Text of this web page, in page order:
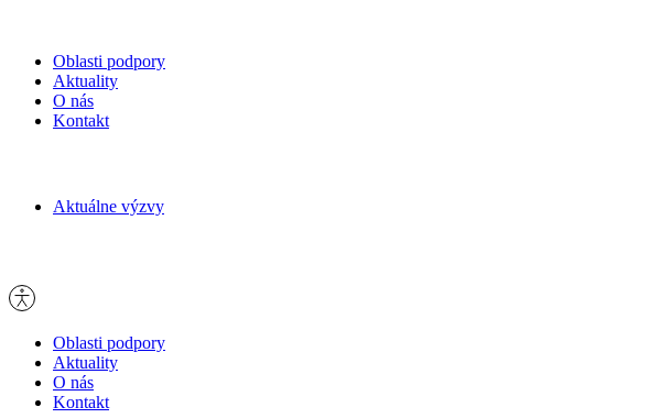
Oblasti podpory
Aktuality
O nás
Kontakt
Aktuálne výzvy
Oblasti podpory
Aktuality
O nás
Kontakt